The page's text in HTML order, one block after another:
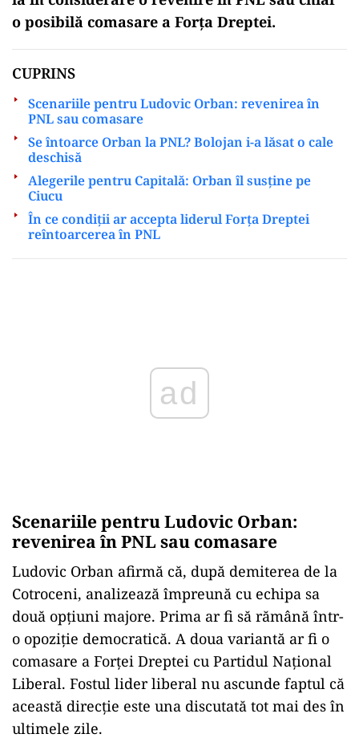
o posibilă comasare a Forța Dreptei.
CUPRINS
Scenariile pentru Ludovic Orban: revenirea în
PNL sau comasare
Se întoarce Orban la PNL? Bolojan i-a lăsat o cale
deschisă
Alegerile pentru Capitală: Orban îl susține pe
Ciucu
În ce condiții ar accepta liderul Forța Dreptei
reîntoarcerea în PNL
Scenariile pentru Ludovic Orban:
revenirea în PNL sau comasare
Ludovic Orban afirmă că, după demiterea de la
Cotroceni, analizează împreună cu echipa sa
două opțiuni majore. Prima ar fi să rămână într-
o opoziție democratică. A doua variantă ar fi o
comasare a Forței Dreptei cu Partidul Național
Liberal. Fostul lider liberal nu ascunde faptul că
această direcție este una discutată tot mai des în
ultimele zile.